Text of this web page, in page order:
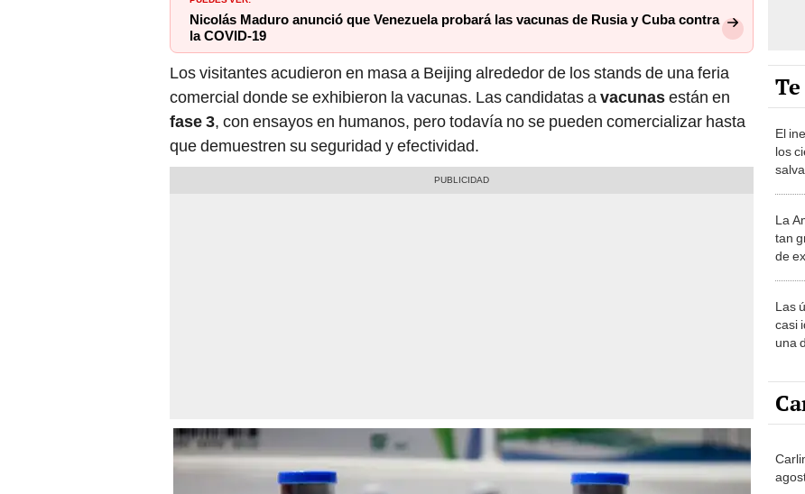
Nicolás Maduro anunció que Venezuela probará las vacunas de Rusia y Cuba contra
la COVID-19
Los visitantes acudieron en masa a Beijing alrededor de los stands de una feria
comercial donde se exhibieron la vacunas. Las candidatas a vacunas están en
fase 3 , con ensayos en humanos, pero todavía no se pueden comercializar hasta
que demuestren su seguridad y efectividad.
El
los
más
La
tan
de
Las
una